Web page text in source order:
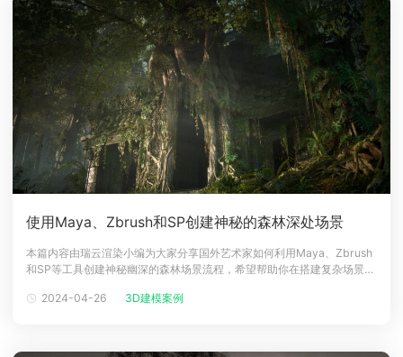
使用Maya、Zbrush和SP创建神秘的森林深处场景
本篇内容由瑞云渲染小编为大家分享国外艺术家如何利用Maya、Zbrush
和SP等工具创建神秘幽深的森林场景流程，希望帮助你在搭建复杂场景的
London 担任环境艺术家，之前曾在 Rebellion 和圣莫尼卡工作室工作
2024-04-26 3D建模案例